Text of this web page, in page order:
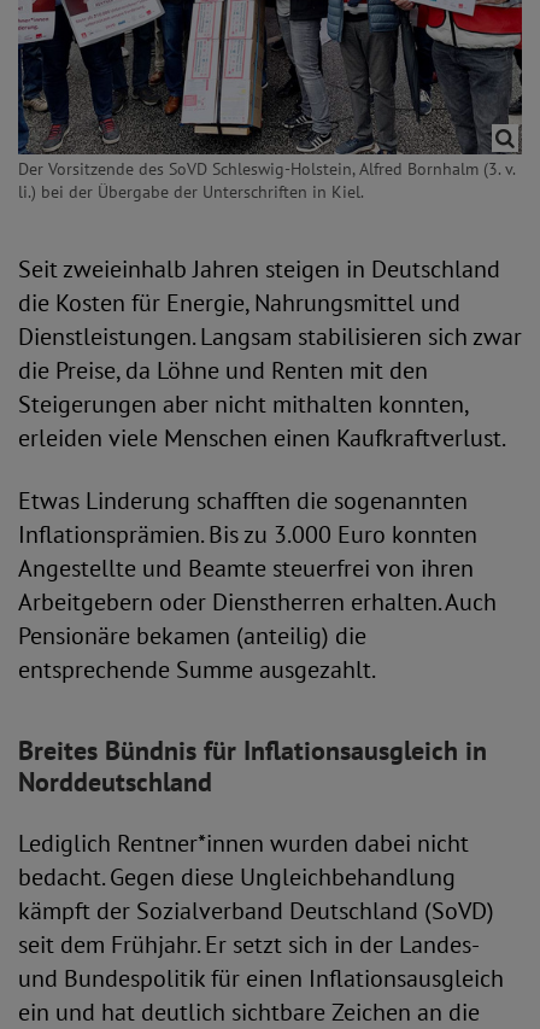
Der Vorsitzende des SoVD Schleswig-Holstein, Alfred Bornhalm (3. v.
li.) bei der Übergabe der Unterschriften in Kiel.
Seit zweieinhalb Jahren steigen in Deutschland
die Kosten für Energie, Nahrungsmittel und
Dienstleistungen. Langsam stabilisieren sich zwar
die Preise, da Löhne und Renten mit den
Steigerungen aber nicht mithalten konnten,
erleiden viele Menschen einen Kaufkraftverlust.
Etwas Linderung schafften die sogenannten
Inflationsprämien. Bis zu 3.000 Euro konnten
Angestellte und Beamte steuerfrei von ihren
Arbeitgebern oder Dienstherren erhalten. Auch
Pensionäre bekamen (anteilig) die
entsprechende Summe ausgezahlt.
Breites Bündnis für Inflationsausgleich in
Norddeutschland
Lediglich Rentner*innen wurden dabei nicht
bedacht. Gegen diese Ungleichbehandlung
kämpft der Sozialverband Deutschland (SoVD)
seit dem Frühjahr. Er setzt sich in der Landes-
und Bundespolitik für einen Inflationsausgleich
ein und hat deutlich sichtbare Zeichen an die